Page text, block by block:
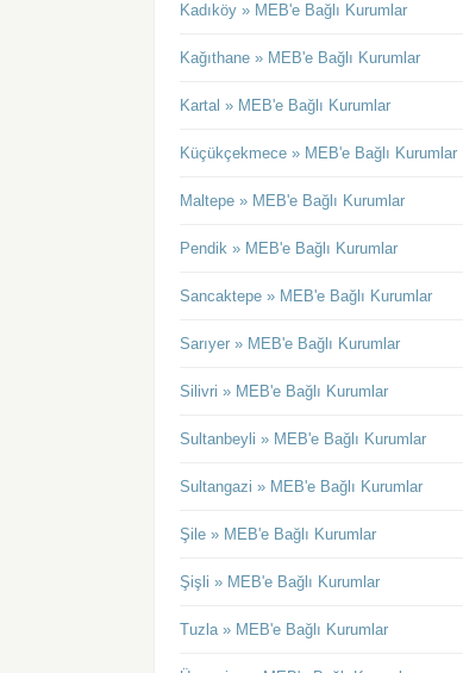
Kadıköy » MEB'e Bağlı Kurumlar
Kağıthane » MEB'e Bağlı Kurumlar
Kartal » MEB'e Bağlı Kurumlar
Küçükçekmece » MEB'e Bağlı Kurumlar
Maltepe » MEB'e Bağlı Kurumlar
Pendik » MEB'e Bağlı Kurumlar
Sancaktepe » MEB'e Bağlı Kurumlar
Sarıyer » MEB'e Bağlı Kurumlar
Silivri » MEB'e Bağlı Kurumlar
Sultanbeyli » MEB'e Bağlı Kurumlar
Sultangazi » MEB'e Bağlı Kurumlar
Şile » MEB'e Bağlı Kurumlar
Şişli » MEB'e Bağlı Kurumlar
Tuzla » MEB'e Bağlı Kurumlar